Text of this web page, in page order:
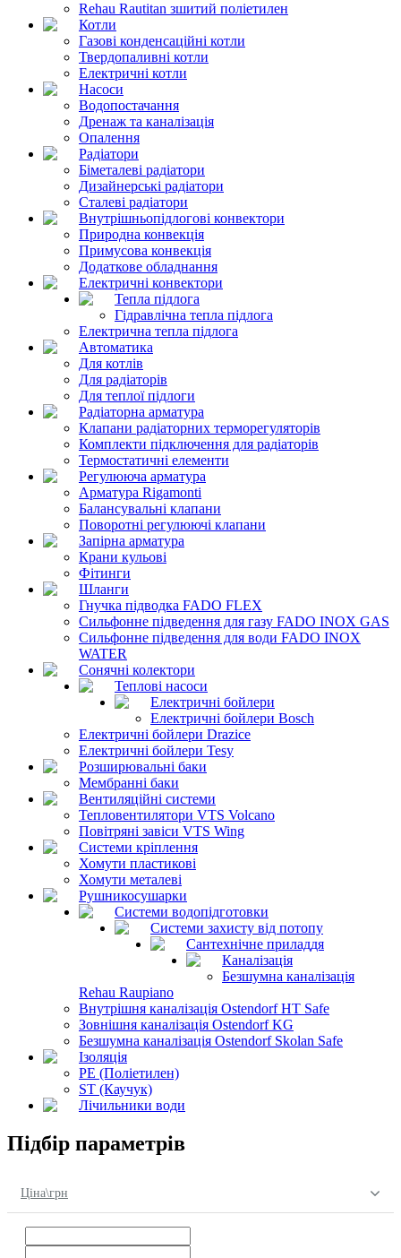
Rehau Rautitan зшитий поліетилен
Котли
Газові конденсаційні котли
Твердопаливні котли
Електричні котли
Насоси
Водопостачання
Дренаж та каналізація
Опалення
Радіатори
Біметалеві радіатори
Дизайнерські радіатори
Сталеві радіатори
Внутрішньопідлогові конвектори
Природна конвекція
Примусова конвекція
Додаткове обладнання
Електричні конвектори
Тепла підлога
Гідравлічна тепла підлога
Електрична тепла підлога
Автоматика
Для котлів
Для радіаторів
Для теплої підлоги
Радіаторна арматура
Клапани радіаторних терморегуляторів
Комплекти підключення для радіаторів
Термостатичні елементи
Регулююча арматура
Арматура Rigamonti
Балансувальні клапани
Поворотні регулюючі клапани
Запірна арматура
Крани кульові
Фітинги
Шланги
Гнучка підводка FADO FLEX
Сильфонне підведення для газу FADO INOX GAS
Сильфонне підведення для води FADO INOX
WATER
Сонячні колектори
Теплові насоси
Електричні бойлери
Електричні бойлери Bosch
Електричні бойлери Drazice
Електричні бойлери Tesy
Розширювальні баки
Мембранні баки
Вентиляційні системи
Тепловентилятори VTS Volcano
Повітряні завіси VTS Wing
Системи кріплення
Хомути пластикові
Хомути металеві
Рушникосушарки
Системи водопідготовки
Системи захисту від потопу
Сантехнічне приладдя
Каналізація
Безшумна каналізація
Rehau Raupiano
Внутрішня каналізація Ostendorf HT Safe
Зовнішня каналізація Ostendorf KG
Безшумна каналізація Ostendorf Skolan Safe
Ізоляція
PE (Поліетилен)
ST (Каучук)
Лічильники води
Підбір параметрів
Ціна\грн